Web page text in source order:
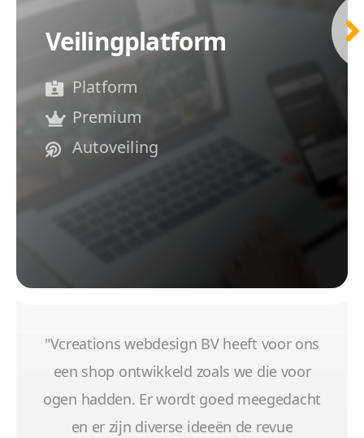
Veilingplatform
Platform
Premium
Autoveiling
"Vcreations webdesign BV heeft voor ons
een shop ontwikkeld zoals we die voor
ogen hadden. Er wordt goed meegedacht
en er zijn diverse ideeën de revue